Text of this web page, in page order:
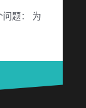
题： 为